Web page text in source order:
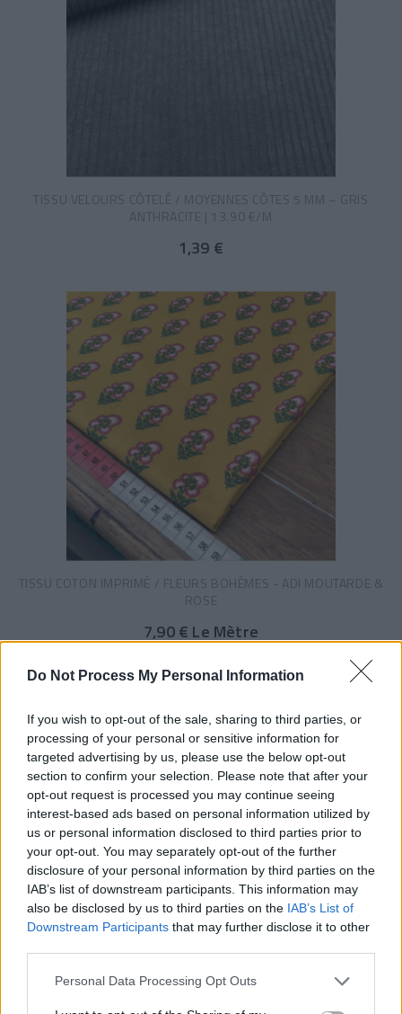
Do Not Process My Personal Information
If you wish to opt-out of the sale, sharing to third parties, or
processing of your personal or sensitive information for
targeted advertising by us, please use the below opt-out
section to confirm your selection. Please note that after your
opt-out request is processed you may continue seeing
interest-based ads based on personal information utilized by
us or personal information disclosed to third parties prior to
your opt-out. You may separately opt-out of the further
disclosure of your personal information by third parties on the
IAB’s list of downstream participants. This information may
also be disclosed by us to third parties on the IAB’s List of
Downstream Participants that may further disclose it to other
Personal Data Processing Opt Outs
TISSU VELOURS CÔTELÉ / MOYENNES CÔTES 5 MM – GRIS
ANTHRACITE | 13.90 €/M
1,39 €
TISSU COTON IMPRIMÉ / FLEURS BOHÈMES - ADI MOUTARDE &
ROSE
7,90 € Le Mètre
BLEU PÉTROLE – ESPRIT NATURE